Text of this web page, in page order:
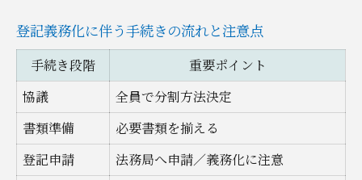
登記義務化に伴う手続きの流れと注意点
手続き段階
重要ポイント
協議
全員で分割方法決定
書類準備
必要書類を揃える
登記申請
法務局へ申請／義務化に注意